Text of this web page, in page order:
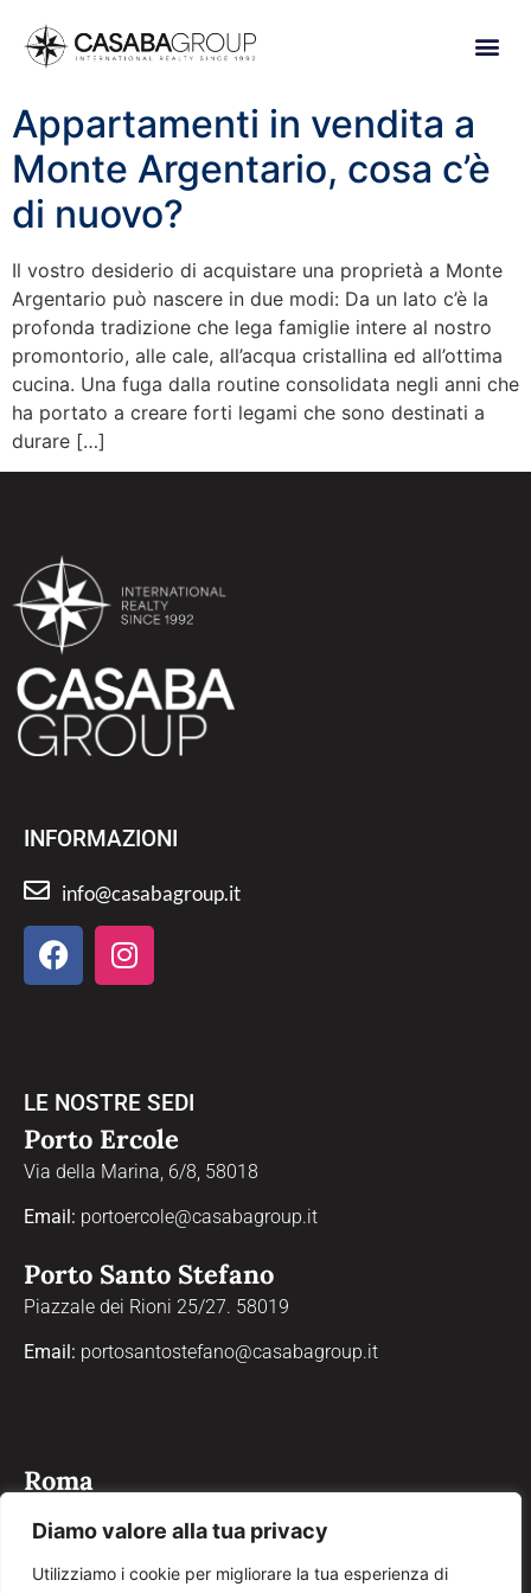
Diamo valore alla tua privacy
Utilizziamo i cookie per migliorare la tua esperienza di
Appartamenti in vendita a
Monte Argentario, cosa c’è
di nuovo?
Il vostro desiderio di acquistare una proprietà a Monte
Argentario può nascere in due modi: Da un lato c’è la
profonda tradizione che lega famiglie intere al nostro
promontorio, alle cale, all’acqua cristallina ed all’ottima
cucina. Una fuga dalla routine consolidata negli anni che
ha portato a creare forti legami che sono destinati a
durare […]
INFORMAZIONI
info@casabagroup.it
LE NOSTRE SEDI
Porto Ercole
Via della Marina, 6/8, 58018
Email: portoercole@casabagroup.it
Porto Santo Stefano
Piazzale dei Rioni 25/27. 58019
Email: portosantostefano@casabagroup.it
Roma